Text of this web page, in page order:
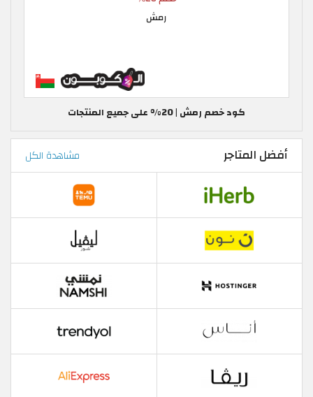
كود خصم رمش | 20% على جميع المنتجات
أفضل المتاجر مشاهدة الكل